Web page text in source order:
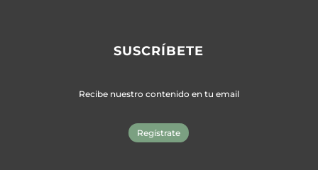
SUSCRÍBETE
Recibe nuestro contenido en tu email
Regístrate